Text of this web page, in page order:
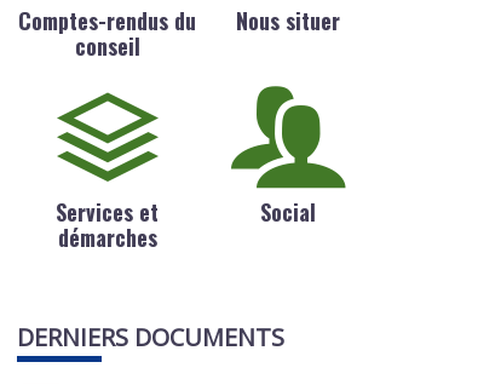
Comptes-rendus du
conseil
Nous situer
Services et
démarches
Social
DERNIERS DOCUMENTS